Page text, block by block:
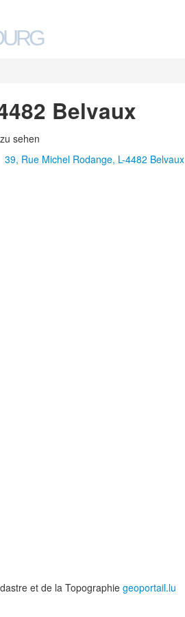
Belvaux
sehen
39, Rue Michel Rodange, L-4482 Belvaux
et de la Topographie geoportail.lu